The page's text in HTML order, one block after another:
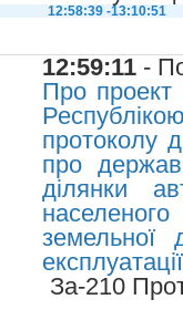
12:58:39 -13:10:51
12:59:11 -
Про проект
протоколу
про
ділянки
земельної
експлуатації
За-210